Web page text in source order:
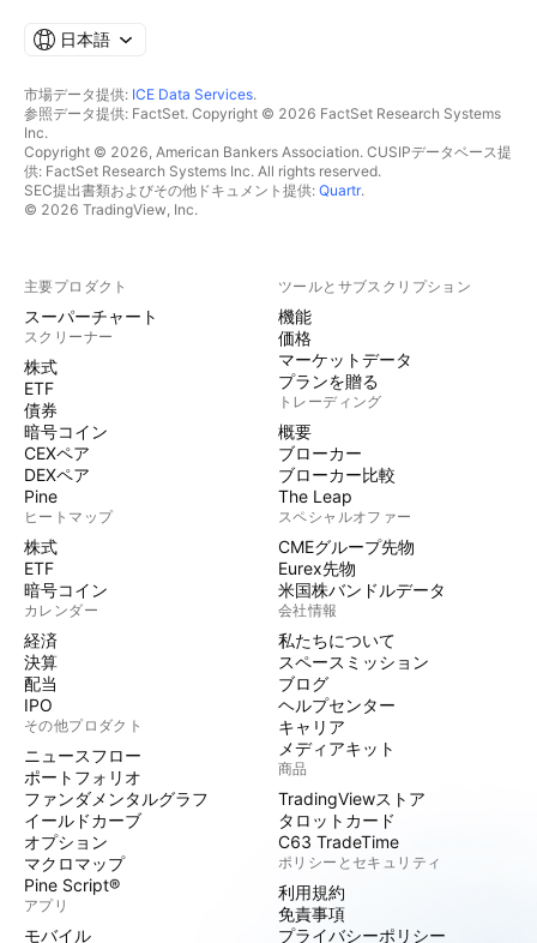
日本語
市場データ提供: ICE Data Services.
参照データ提供: FactSet. Copyright © 2026 FactSet Research Systems
Inc.
Copyright © 2026, American Bankers Association. CUSIPデータベース提
供: FactSet Research Systems Inc. All rights reserved.
SEC提出書類およびその他ドキュメント提供: Quartr.
© 2026 TradingView, Inc.
主要プロダクト
スーパーチャート
スクリーナー
株式
ETF
債券
暗号コイン
CEXペア
DEXペア
Pine
ヒートマップ
株式
ETF
暗号コイン
カレンダー
経済
決算
配当
IPO
その他プロダクト
ニュースフロー
ポートフォリオ
ファンダメンタルグラフ
イールドカーブ
オプション
マクロマップ
Pine Script®
アプリ
モバイル
ツールとサブスクリプション
機能
価格
マーケットデータ
プランを贈る
トレーディング
概要
ブローカー
ブローカー比較
The Leap
スペシャルオファー
CMEグループ先物
Eurex先物
米国株バンドルデータ
会社情報
私たちについて
スペースミッション
ブログ
ヘルプセンター
キャリア
メディアキット
商品
TradingViewストア
タロットカード
C63 TradeTime
ポリシーとセキュリティ
利用規約
免責事項
プライバシーポリシー